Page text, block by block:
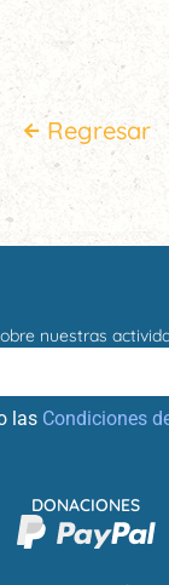
Regresar
nuestras
las Condiciones
DONACIONES